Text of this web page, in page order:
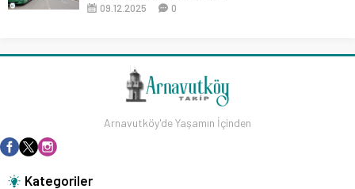
09.12.2025 0
Arnavutköy'de Yaşamın İçinden
Kategoriler